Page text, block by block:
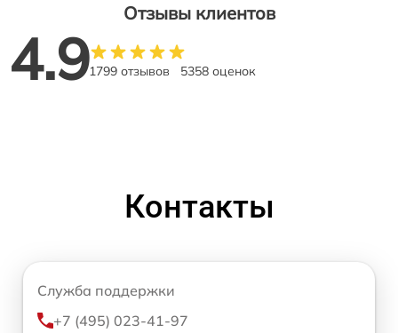
Отзывы клиентов
4.91799 отзывов 5358 оценок
Контакты
Служба поддержки
+7 (495) 023-41-97